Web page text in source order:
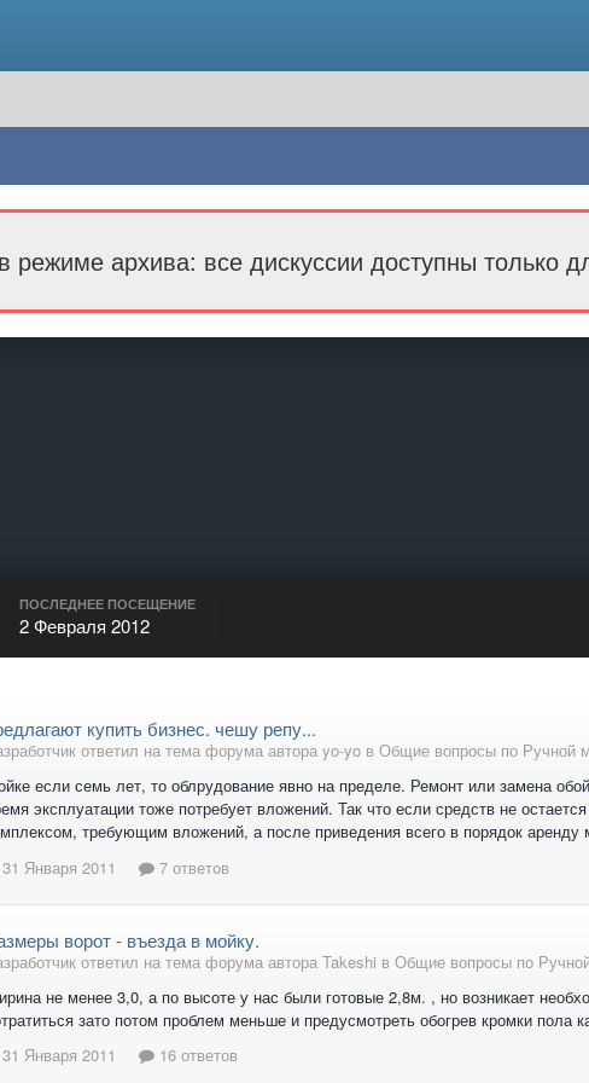
архива: все дискуссии доступны только
ПОСЛЕДНЕЕ ПОСЕЩЕНИЕ
2 Февраля 2012
купить бизнес. чешу репу...
ответил на тема форума автора yo-yo в Общие вопросы по Ручной
если семь лет, то облрудование явно на пределе. Ремонт или замена
эксплуатации тоже потребует вложений. Так что если средств не
требующим вложений, а после приведения всего в порядок аренду
31 Января 2011
7 ответов
ворот - въезда в мойку.
ответил на тема форума автора Takeshi в Общие вопросы по
не менее 3,0, а по высоте у нас были готовые 2,8м. , но возникает
зато потом проблем меньше и предусмотреть обогрев кромки пола
31 Января 2011
16 ответов